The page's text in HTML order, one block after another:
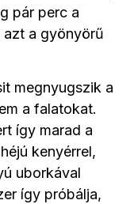
pár perc a
azt a gyönyörű
megnyugszik a
a falatokat.
így marad a
kenyérrel,
uborkával
így próbálja,